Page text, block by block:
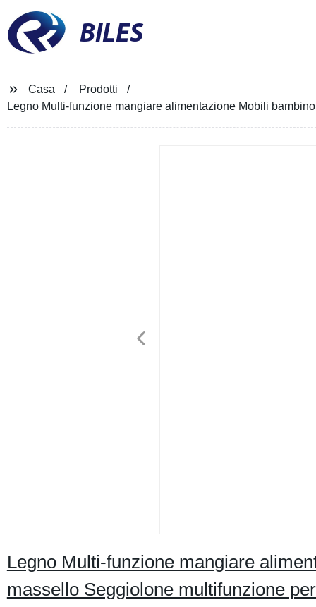
BILES
Casa
Prodotti
Legno Multi-funzione mangiare alimentazione Mobili
Legno Multi-funzione mangiare
massello Seggiolone multifunzione